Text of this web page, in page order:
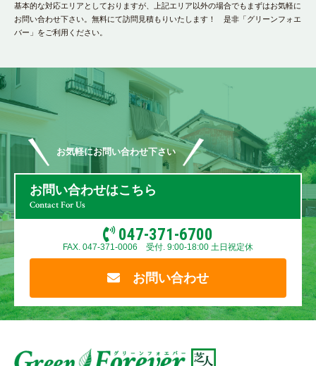
基本的な対応エリアとしておりますが、上記エリア以外の場合でもまずはお気軽に
お問い合わせ下さい。無料にて訪問見積もりいたします！ 是非「グリーンフォエ
バー」をご利用ください。
お気軽にお問い合わせ下さい
お問い合わせはこちら
Contact For Us
047-371-6700
FAX. 047-371-0006 受付. 9:00-18:00 土日祝定休
お問い合わせ